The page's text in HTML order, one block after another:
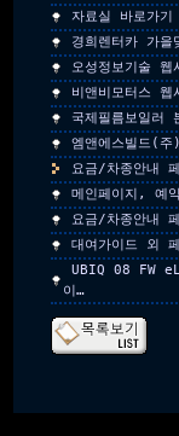
자료실 바로가
경희렌터카 가
오성정보기술 웹
비앤비모터스 웹
국제필름보일러
엠앤에스빌드(
요금/차종안내
메인페이지, 예
요금/차종안내
대여가이드 외
UBIQ 08 FW
이…